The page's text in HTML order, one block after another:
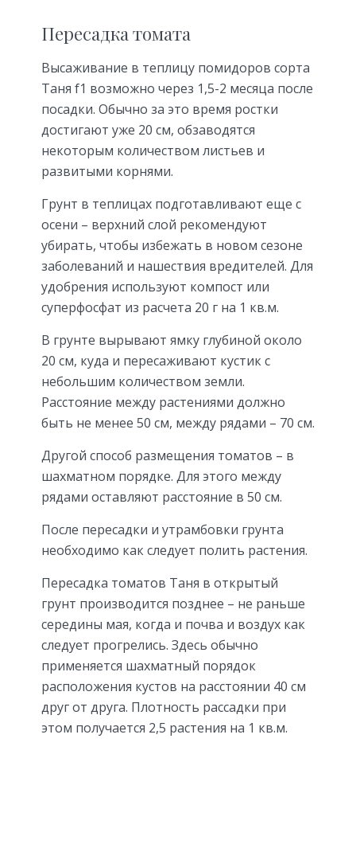
Пересадка томата
Высаживание в теплицу помидоров сорта
Таня f1 возможно через 1,5-2 месяца после
посадки. Обычно за это время ростки
достигают уже 20 см, обзаводятся
некоторым количеством листьев и
развитыми корнями.
Грунт в теплицах подготавливают еще с
осени – верхний слой рекомендуют
убирать, чтобы избежать в новом сезоне
заболеваний и нашествия вредителей. Для
удобрения используют компост или
суперфосфат из расчета 20 г на 1 кв.м.
В грунте вырывают ямку глубиной около
20 см, куда и пересаживают кустик с
небольшим количеством земли.
Расстояние между растениями должно
быть не менее 50 см, между рядами – 70 см.
Другой способ размещения томатов – в
шахматном порядке. Для этого между
рядами оставляют расстояние в 50 см.
После пересадки и утрамбовки грунта
необходимо как следует полить растения.
Пересадка томатов Таня в открытый
грунт производится позднее – не раньше
середины мая, когда и почва и воздух как
следует прогрелись. Здесь обычно
применяется шахматный порядок
расположения кустов на расстоянии 40 см
друг от друга. Плотность рассадки при
этом получается 2,5 растения на 1 кв.м.